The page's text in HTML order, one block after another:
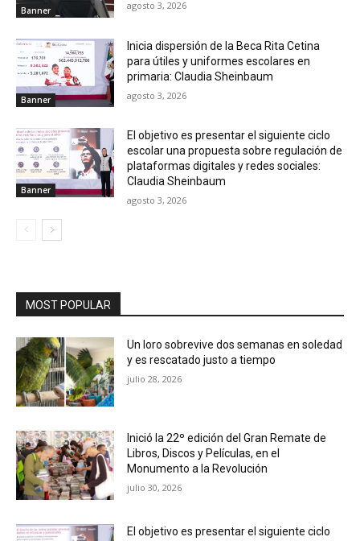
Banner agosto 3, 2026
Banner
Inicia dispersión de la Beca Rita Cetina
para útiles y uniformes escolares en
primaria: Claudia Sheinbaum
agosto 3, 2026
Banner
El objetivo es presentar el siguiente ciclo
escolar una propuesta sobre regulación de
plataformas digitales y redes sociales:
Claudia Sheinbaum
agosto 3, 2026
MOST POPULAR
Un loro sobrevive dos semanas en soledad
y es rescatado justo a tiempo
julio 28, 2026
Inició la 22º edición del Gran Remate de
Libros, Discos y Películas, en el
Monumento a la Revolución
julio 30, 2026
El objetivo es presentar el siguiente ciclo